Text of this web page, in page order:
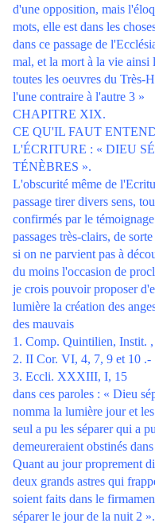
d'une opposition, mais
mots, elle est dans les
dans ce passage de
mal, et la mort à la vie ainsi
toutes les oeuvres du Très-
l'une contraire à l'autre 3 »
CHAPITRE XIX.
CE QU'IL FAUT
L'ÉCRITURE : « DIEU
TÉNÈBRES ».
L'obscurité même de
passage tirer divers sens,
confirmés par le
passages très-clairs, de
si on ne parvient pas à
du moins l'occasion de
je crois pouvoir proposer
lumière la création des
des mauvais
1. Comp. Quintilien, Instit.
2. II Cor. VI, 4, 7, 9 et 10 .-
3. Eccli. XXXIII, I, 15
dans ces paroles : « Dieu
nomma la lumière jour et
seul a pu les séparer qui a
demeureraient obstinés
Quant au jour proprement
deux grands astres qui
soient faits dans le
séparer le jour de la nuit 2